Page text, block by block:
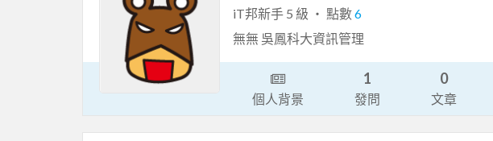
iT邦新手 5 級 ‧ 點數6
無無 吳鳳科大資訊管理
個人背景
1
發問
0
文章